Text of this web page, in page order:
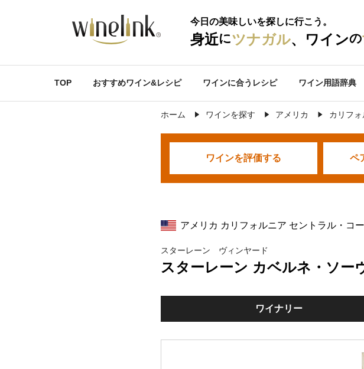
今日の美味しいを探しに行こう。
身近にツナガル、ワインの
TOP おすすめワイン&レシピ ワインに合うレシピ ワイン用語辞典
ホーム ワインを探す アメリカ カリフ
ワインを評価する ペ
アメリカ カリフォルニア セントラル・コ
スターレーン ヴィンヤード
スターレーン カベルネ・ソー
ワイナリー